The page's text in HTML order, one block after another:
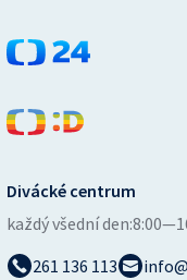
Divácké centrum
každý všední den:
261 136 113